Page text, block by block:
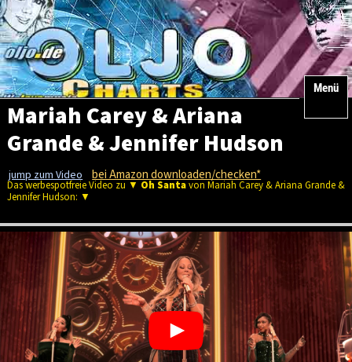
Menü
Mariah Carey & Ariana
Grande & Jennifer Hudson
- Oh Santa
jump zum Video bei Amazon downloaden/checken*
Das werbespotfreie Video zu ▼ Oh Santavon Mariah Carey & Ariana Grande &
Jennifer Hudson: ▼